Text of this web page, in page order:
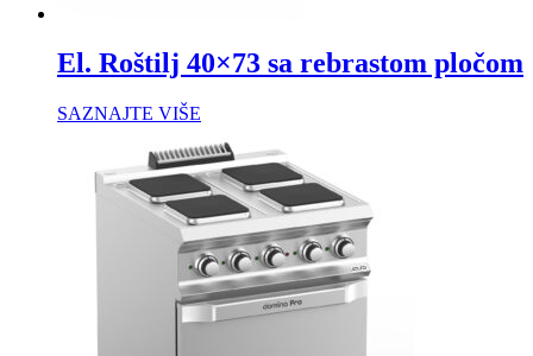
El. Roštilj 40×73 sa rebrastom pločom
SAZNAJTE VIŠE